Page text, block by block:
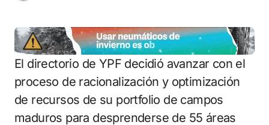
El directorio de YPF decidió avanzar con el
proceso de racionalización y optimización
de recursos de su portfolio de campos
maduros para desprenderse de 55 áreas